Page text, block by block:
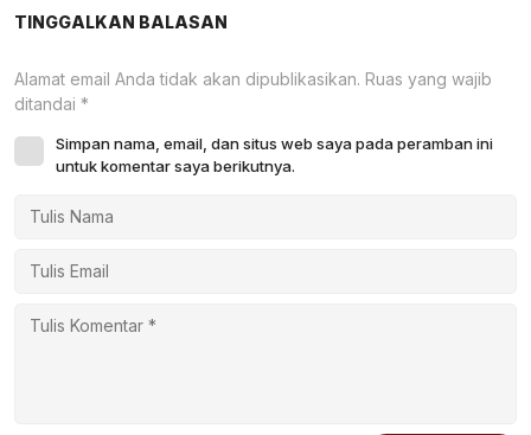
TINGGALKAN BALASAN
Alamat email Anda tidak akan dipublikasikan. Ruas yang wajib
ditandai *
Simpan nama, email, dan situs web saya pada peramban ini
untuk komentar saya berikutnya.